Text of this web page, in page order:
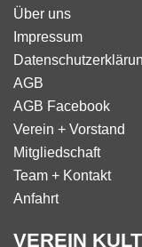
Über uns
Impressum
AGB
AGB Facebook
Verein + Vorstand
Mitgliedschaft
Team + Kontakt
Anfahrt
VEREIN